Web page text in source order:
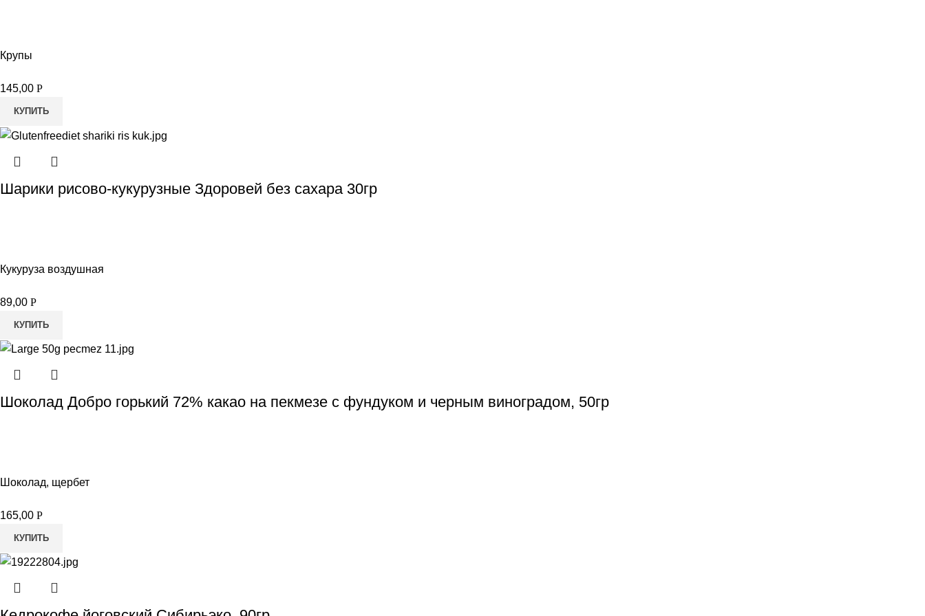
Крупы
145,00 Р
КУПИТЬ
Шарики рисово-кукурузные Здоровей без сахара 30гр
Кукуруза воздушная
89,00 Р
КУПИТЬ
Шоколад Добро горький 72% какао на пекмезе с фундуком и черным виноградом, 50гр
Шоколад, щербет
165,00 Р
КУПИТЬ